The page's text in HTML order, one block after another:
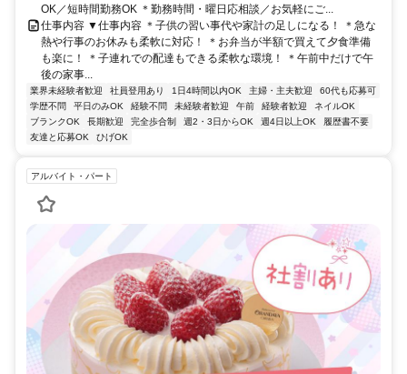
OK／短時間勤務OK ＊勤務時間・曜日応相談／お気軽にご...
仕事内容 ▼仕事内容 ＊子供の習い事代や家計の足しになる！ ＊急な
熱や行事のお休みも柔軟に対応！ ＊お弁当が半額で買えて夕食準備
も楽に！ ＊子連れでの配達もできる柔軟な環境！ ＊午前中だけで午
後の家事...
業界未経験者歓迎 社員登用あり 1日4時間以内OK 主婦・主夫歓迎
60代も応募可
学歴不問
平日のみOK 経験不問 未経験者歓迎 午前 経験者歓迎
ネイルOK
ブランクOK
長期歓迎 完全歩合制 週2・3日からOK 週4日以上OK
履歴書不要
友達と応募OK
ひげOK
アルバイト・パート